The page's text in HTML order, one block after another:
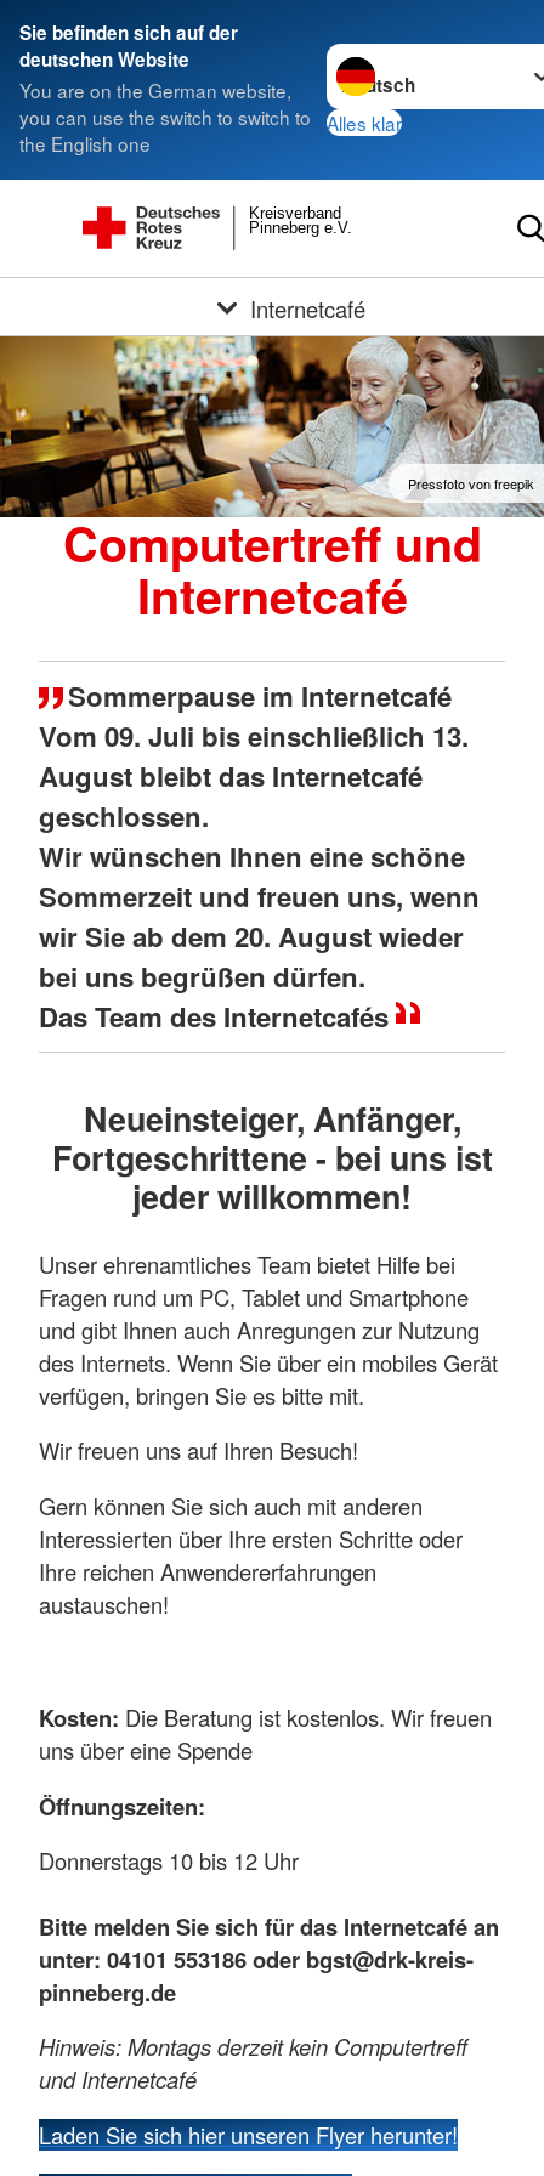
Sie befinden sich auf der
deutschen Website
You are on the German website,
you can use the switch to switch to
the English one
Sprache wechseln zu
Alles klar
Pinneberg e.V.
Kreisverband
Internetcafé
Pressfoto von freepik
Computertreff und
Internetcafé
Sommerpause im Internetcafé
Vom 09. Juli bis einschließlich 13.
August bleibt das Internetcafé
geschlossen.
Wir wünschen Ihnen eine schöne
Sommerzeit und freuen uns, wenn
wir Sie ab dem 20. August wieder
bei uns begrüßen dürfen.
Das Team des Internetcafés
Neueinsteiger, Anfänger,
Fortgeschrittene - bei uns ist
jeder willkommen!
Unser ehrenamtliches Team bietet Hilfe bei
Fragen rund um PC, Tablet und Smartphone
und gibt Ihnen auch Anregungen zur Nutzung
des Internets. Wenn Sie über ein mobiles Gerät
verfügen, bringen Sie es bitte mit.
Wir freuen uns auf Ihren Besuch!
Gern können Sie sich auch mit anderen
Interessierten über Ihre ersten Schritte oder
Ihre reichen Anwendererfahrungen
austauschen!
Kosten: Die Beratung ist kostenlos. Wir freuen
uns über eine Spende
Öffnungszeiten:
Donnerstags 10 bis 12 Uhr
Bitte melden Sie sich für das Internetcafé an
unter: 04101 553186 oder bgst@drk-kreis-
pinneberg.de
Hinweis: Montags derzeit kein Computertreff
und Internetcafé
Laden Sie sich hier unseren Flyer herunter!